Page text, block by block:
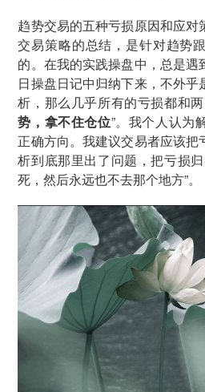
趋势交易的五种亏损原因和应
交易策略的总结，是针对趋势
的。在我的实践操盘中，总是
日操盘日记中归纳下来，不外
析，那么几乎所有的亏损都和
势，拿不住仓位”。我个人认为
正确方向。我建议交易者应该
析到底那里出了问题，把亏损
死，然后永远也不去那个地方”。